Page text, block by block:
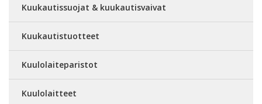
Kuukautissuojat & kuukautisvaivat
Kuukautistuotteet
Kuulolaiteparistot
Kuulolaitteet